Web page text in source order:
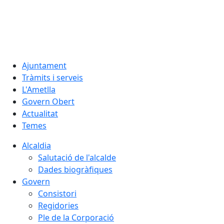
Ajuntament
Tràmits i serveis
L'Ametlla
Govern Obert
Actualitat
Temes
Alcaldia
Salutació de l'alcalde
Dades biogràfiques
Govern
Consistori
Regidories
Ple de la Corporació